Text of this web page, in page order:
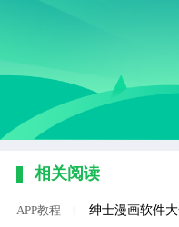
相关阅读
APP教程